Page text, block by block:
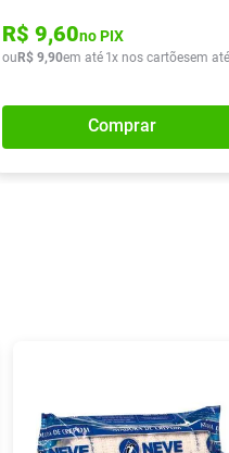
R$ 19,90
R$ 9,60no PIX
ou R$ 9,90em até 1x nos cartõesem até
Comprar